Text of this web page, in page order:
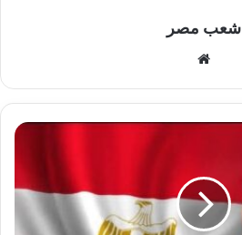
شعب مصر